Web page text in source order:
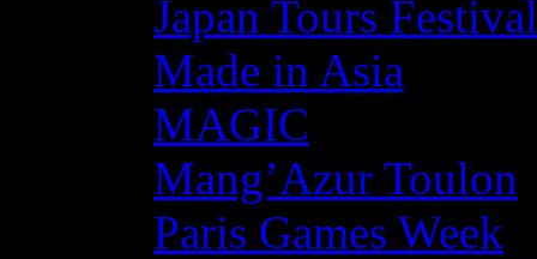
Japan Tours Festival
Made in Asia
MAGIC
Mang’Azur Toulon
Paris Games Week